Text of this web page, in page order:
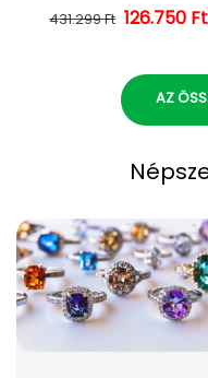
Normál ár
431.299 Ft 126.750 Ft
AZ